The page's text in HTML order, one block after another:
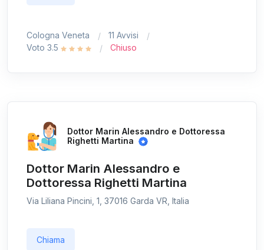
Cologna Veneta
11 Avvisi
Voto 3.5
Chiuso
Dottor Marin Alessandro e Dottoressa
Righetti Martina
Dottor Marin Alessandro e
Dottoressa Righetti Martina
Via Liliana Pincini, 1, 37016 Garda VR, Italia
Chiama